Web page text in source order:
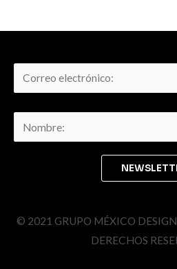
© 2021 GRUPO MÉXICO DESIGN
DERECHOS